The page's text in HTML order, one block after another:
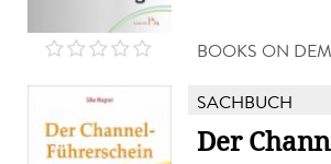
BOOKS ON
SACHBUCH
Der